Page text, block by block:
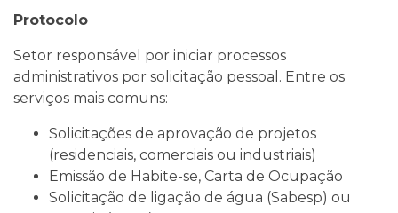
Protocolo
Setor responsável por iniciar processos
administrativos por solicitação pessoal. Entre os
serviços mais comuns:
Solicitações de aprovação de projetos
(residenciais, comerciais ou industriais)
Emissão de Habite-se, Carta de Ocupação
Solicitação de ligação de água (Sabesp) ou